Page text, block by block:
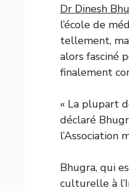
Dr Dinesh
l’école de
tellement,
alors fasciné
finalement
« La plupart
déclaré
l’Association
Bhugra, qui
culturelle à